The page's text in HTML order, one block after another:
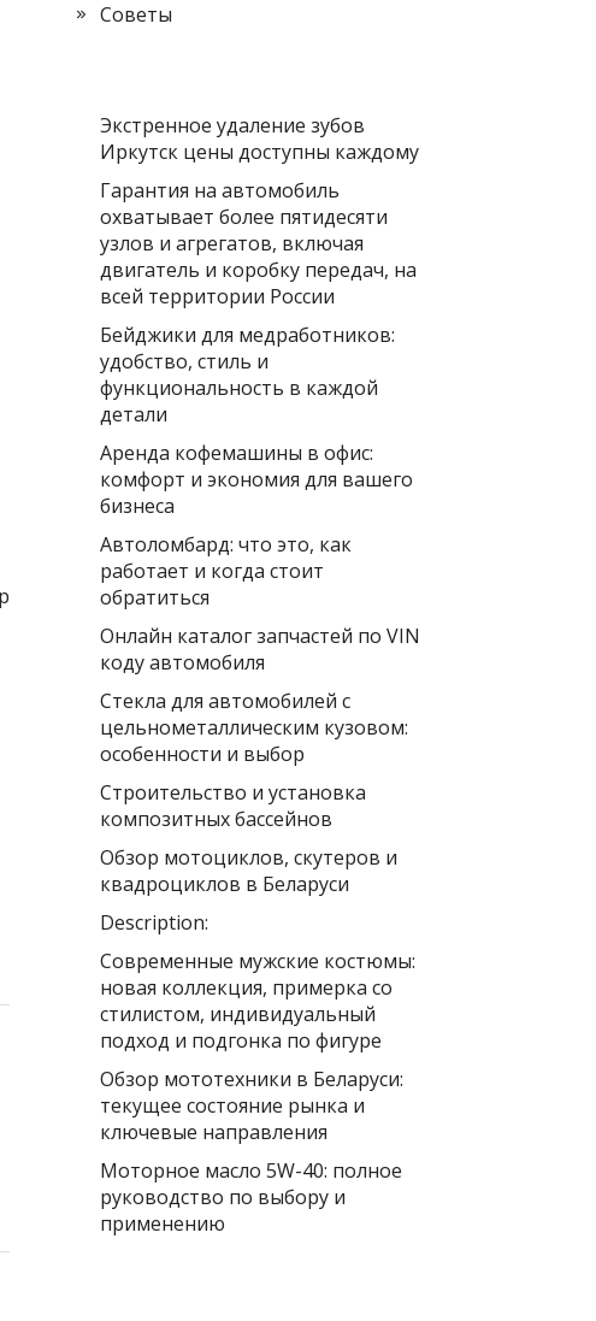
Советы
Экстренное удаление зубов
Иркутск цены доступны каждому
Гарантия на автомобиль
охватывает более пятидесяти
узлов и агрегатов, включая
двигатель и коробку передач, на
всей территории России
Бейджики для медработников:
удобство, стиль и
функциональность в каждой
детали
Аренда кофемашины в офис:
комфорт и экономия для вашего
бизнеса
Автоломбард: что это, как
работает и когда стоит
обратиться
Онлайн каталог запчастей по VIN
коду автомобиля
Стекла для автомобилей с
цельнометаллическим кузовом:
особенности и выбор
Строительство и установка
композитных бассейнов
Обзор мотоциклов, скутеров и
квадроциклов в Беларуси
Description:
Современные мужские костюмы:
новая коллекция, примерка со
стилистом, индивидуальный
подход и подгонка по фигуре
Обзор мототехники в Беларуси:
текущее состояние рынка и
ключевые направления
Моторное масло 5W-40: полное
руководство по выбору и
применению